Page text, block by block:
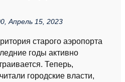
Апрель 15, 2023
старого аэропорта
годы активно
Теперь,
городские власти,